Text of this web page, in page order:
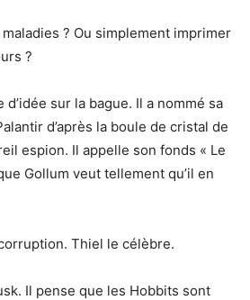
? Ou simplement imprimer
?
sur la bague. Il a nommé sa
d’après la boule de cristal de
espion. Il appelle son fonds « Le
Gollum veut tellement qu’il en
Thiel le célèbre.
Il pense que les Hobbits sont